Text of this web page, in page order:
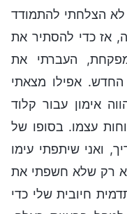
לא הצלחתי להתמודד
אז כדי להסתיר את
העברתי את
החדש. אפילו מצאתי
אימון עבור קלוד
עצמו. בסופו של
ואני שיתפתי עימו
רק שלא חשפתי את
חיובית שלי כדי